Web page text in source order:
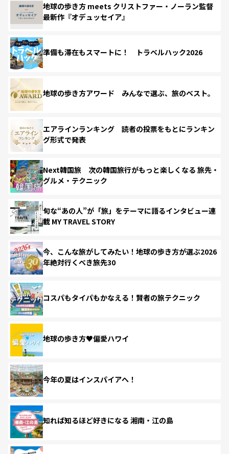
地球の歩き方 meets クリストファー・ノーラン監督
最新作『オデュッセイア』
準備も滞在もスマートに！ トラベルハック2026
地球の歩き方アワード みんなで選ぶ、旅のベスト。
エアラインランキング 読者の投票をもとにランキン
グ形式で発表
Next韓国旅 次の韓国旅行がもっと楽しくなる 旅先・
グルメ・テクニック
旬な“あの人”が「旅」をテーマに語るインタビュー連
載 MY TRAVEL STORY
今、こんな旅がしてみたい！地球の歩き方が選ぶ2026
年絶対行くべき旅先30
コスパもタイパもかなえる！賢者の旅テクニック
地球の歩き方♥偏愛ハワイ
今年の夏はインスパイアへ！
知れば知るほど好きになる 湘南・江の島